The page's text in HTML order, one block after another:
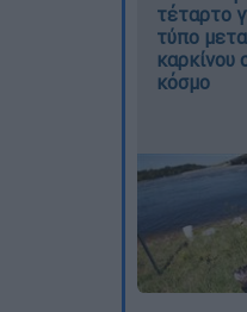
τέταρτο
τύπο
καρκίνου
κόσμο